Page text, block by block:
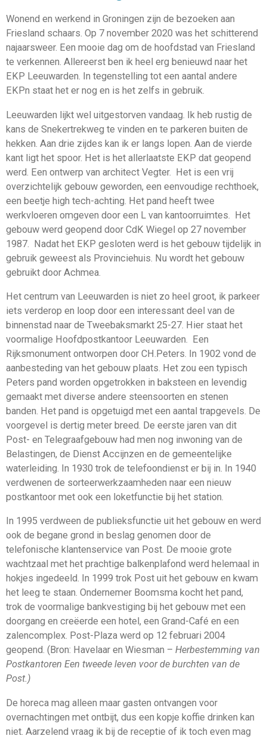
Wonend en werkend in Groningen zijn de bezoeken aan
Friesland schaars. Op 7 november 2020 was het schitterend
najaarsweer. Een mooie dag om de hoofdstad van Friesland
te verkennen. Allereerst ben ik heel erg benieuwd naar het
EKP Leeuwarden. In tegenstelling tot een aantal andere
EKPn staat het er nog en is het zelfs in gebruik.
Leeuwarden lijkt wel uitgestorven vandaag. Ik heb rustig de
kans de Snekertrekweg te vinden en te parkeren buiten de
hekken. Aan drie zijdes kan ik er langs lopen. Aan de vierde
kant ligt het spoor. Het is het allerlaatste EKP dat geopend
werd. Een ontwerp van architect Vegter. Het is een vrij
overzichtelijk gebouw geworden, een eenvoudige rechthoek,
een beetje high tech-achting. Het pand heeft twee
werkvloeren omgeven door een L van kantoorruimtes. Het
gebouw werd geopend door CdK Wiegel op 27 november
1987. Nadat het EKP gesloten werd is het gebouw tijdelijk in
gebruik geweest als Provinciehuis. Nu wordt het gebouw
gebruikt door Achmea.
Het centrum van Leeuwarden is niet zo heel groot, ik parkeer
iets verderop en loop door een interessant deel van de
binnenstad naar de Tweebaksmarkt 25-27. Hier staat het
voormalige Hoofdpostkantoor Leeuwarden. Een
Rijksmonument ontworpen door CH.Peters. In 1902 vond de
aanbesteding van het gebouw plaats. Het zou een typisch
Peters pand worden opgetrokken in baksteen en levendig
gemaakt met diverse andere steensoorten en stenen
banden. Het pand is opgetuigd met een aantal trapgevels. De
voorgevel is dertig meter breed. De eerste jaren van dit
Post- en Telegraafgebouw had men nog inwoning van de
Belastingen, de Dienst Accijnzen en de gemeentelijke
waterleiding. In 1930 trok de telefoondienst er bij in. In 1940
verdwenen de sorteerwerkzaamheden naar een nieuw
postkantoor met ook een loketfunctie bij het station.
In 1995 verdween de publieksfunctie uit het gebouw en werd
ook de begane grond in beslag genomen door de
telefonische klantenservice van Post. De mooie grote
wachtzaal met het prachtige balkenplafond werd helemaal in
hokjes ingedeeld. In 1999 trok Post uit het gebouw en kwam
het leeg te staan. Ondernemer Boomsma kocht het pand,
trok de voormalige bankvestiging bij het gebouw met een
doorgang en creëerde een hotel, een Grand-Café en een
zalencomplex. Post-Plaza werd op 12 februari 2004
geopend. (Bron: Havelaar en Wiesman – Herbestemming van
Postkantoren Een tweede leven voor de burchten van de
Post.)
De horeca mag alleen maar gasten ontvangen voor
overnachtingen met ontbijt, dus een kopje koffie drinken kan
niet. Aarzelend vraag ik bij de receptie of ik toch even mag